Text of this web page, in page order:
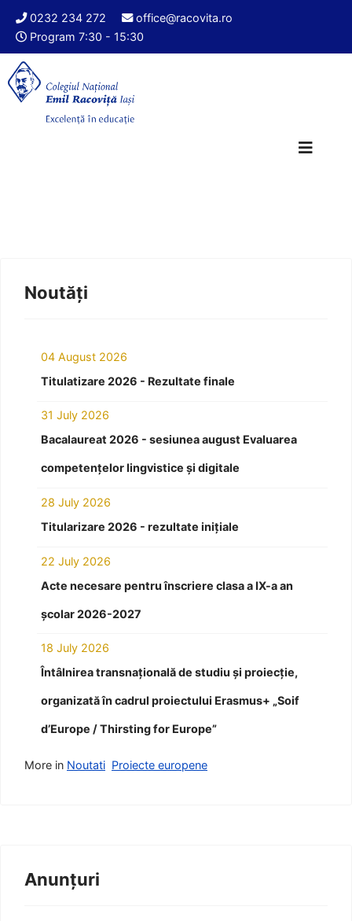
0232 234 272
office@racovita.ro
Program 7:30 - 15:30
Noutăți
04 August 2026
Titulatizare 2026 - Rezultate finale
31 July 2026
Bacalaureat 2026 - sesiunea august Evaluarea
competențelor lingvistice și digitale
28 July 2026
Titularizare 2026 - rezultate inițiale
22 July 2026
Acte necesare pentru înscriere clasa a IX-a an
școlar 2026-2027
18 July 2026
Întâlnirea transnațională de studiu și proiecție,
organizată în cadrul proiectului Erasmus+ „Soif
d’Europe / Thirsting for Europe”
More in Noutati Proiecte europene
Anunțuri